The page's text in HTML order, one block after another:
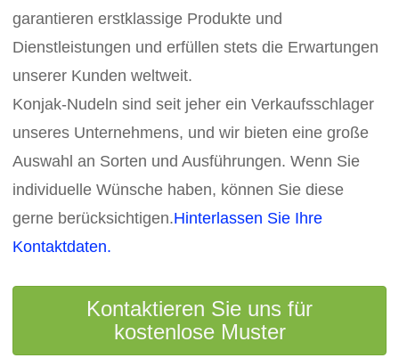
garantieren erstklassige Produkte und
Dienstleistungen und erfüllen stets die Erwartungen
unserer Kunden weltweit.
Konjak-Nudeln sind seit jeher ein Verkaufsschlager
unseres Unternehmens, und wir bieten eine große
Auswahl an Sorten und Ausführungen. Wenn Sie
individuelle Wünsche haben, können Sie diese
gerne berücksichtigen.Hinterlassen Sie Ihre
Kontaktdaten.
Kontaktieren Sie uns für
kostenlose Muster